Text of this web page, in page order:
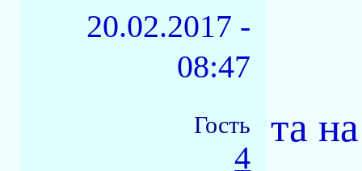
20.02.2017 -
08:47
Гость
4
та